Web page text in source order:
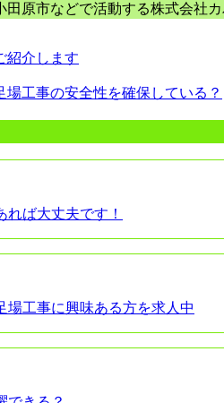
田原市などで活動する株式会社
紹介します
工事の安全性を確保している？
れば大丈夫です！
場工事に興味ある方を求人中